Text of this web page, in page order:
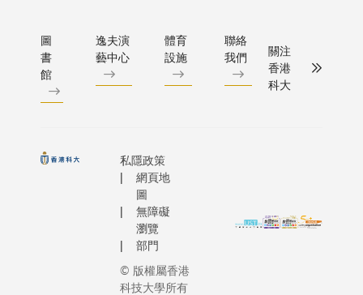
圖
書
館
逸夫演
藝中心
體育
設施
聯絡
我們
關注
香港
科大
私隱政策
網頁地
圖
無障礙
瀏覽
部門
© 版權屬香港
科技大學所有